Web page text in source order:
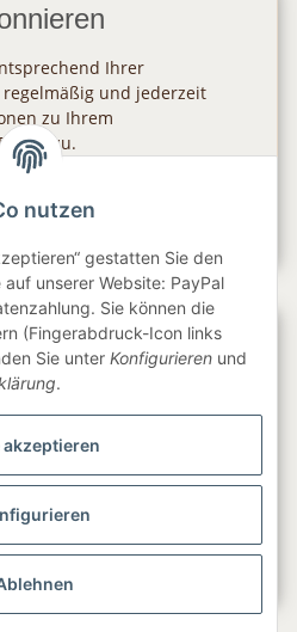
Ihrer
regelmäßig und jederzeit
zu Ihrem
Mail zu.
nutzen
gestatten Sie den
unserer Website: PayPal
Sie können die
(Fingerabdruck-Icon links
Sie unter Konfigurieren und
.
akzeptieren